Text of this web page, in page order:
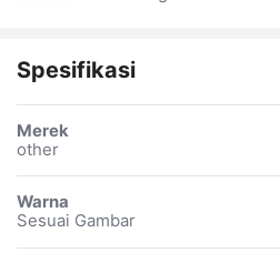
Spesifikasi
Merek
other
Warna
Sesuai Gambar